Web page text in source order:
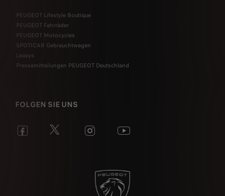
PEUGEOT Lifestyle Boutique
PEUGEOT Fahrräder
PEUGEOT Motocycles
SPOTICAR Gebrauchtwagen
Leasys
Pressemitteilungen PEUGEOT Deutschland
FOLGEN SIE UNS